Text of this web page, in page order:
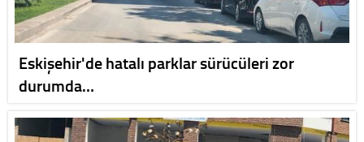
Eskişehir'de hatalı parklar sürücüleri zor
durumda…